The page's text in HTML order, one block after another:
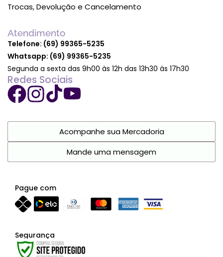
Trocas, Devolução e Cancelamento
Atendimento
Telefone: (69) 99365-5235
Whatsapp: (69) 99365-5235
Segunda a sexta das 9h00 às 12h das 13h30 às 17h30
Redes Sociais
Acompanhe sua Mercadoria
Mande uma mensagem
Pague com
Segurança